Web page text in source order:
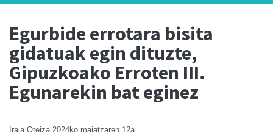
Egurbide errotara bisita
gidatuak egin dituzte,
Gipuzkoako Erroten III.
Egunarekin bat eginez
Iraia Oteiza 2024ko maiatzaren 12a